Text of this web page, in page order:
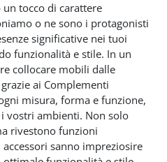
tocco di carattere
o ne sono i protagonisti
significative nei tuoi
funzionalità e stile. In un
collocare mobili dalle
ai Complementi
misura, forma e funzione,
vostri ambienti. Non solo
rivestono funzioni
sanno impreziosire